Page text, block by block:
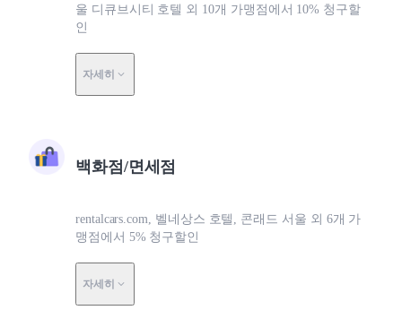
울 디큐브시티 호텔 외 10개 가맹점에서 10% 청구할
인
자세히
백화점/면세점
rentalcars.com, 벨네상스 호텔, 콘래드 서울 외 6개 가
맹점에서 5% 청구할인
자세히